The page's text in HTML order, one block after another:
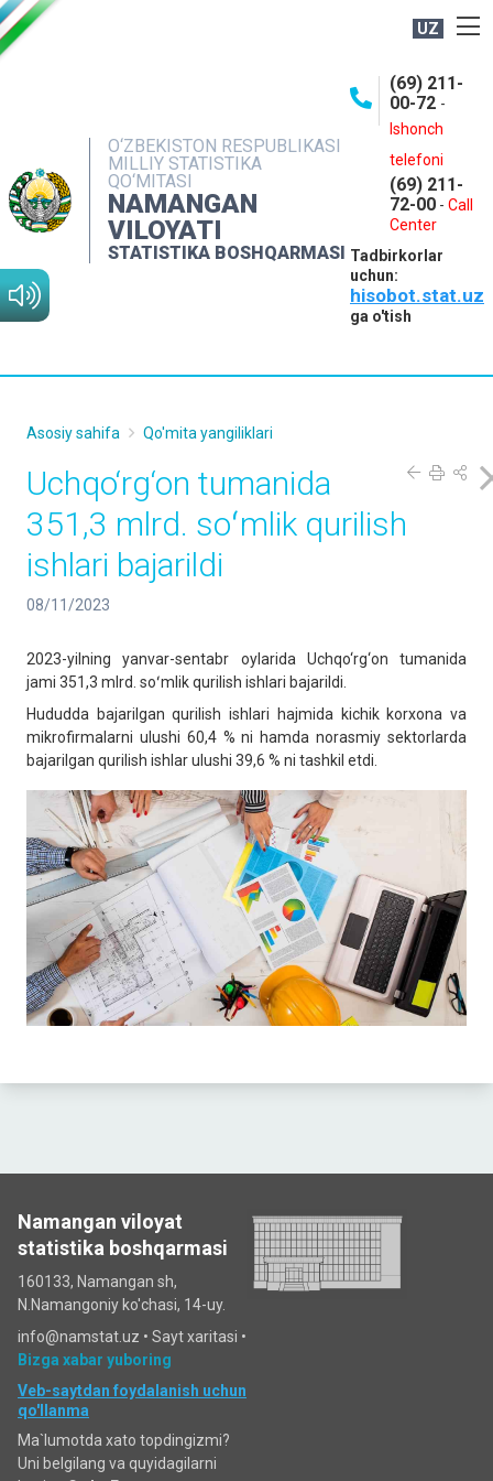
UZ
O‘ZBEKISTON RESPUBLIKASI
MILLIY STATISTIKA
QO‘MITASI
NAMANGAN
VILOYATI
STATISTIKA BOSHQARMASI
(69) 211-
00-72 -
Ishonch
telefoni
(69) 211-
72-00 - Call
Center
Tadbirkorlar
uchun:
hisobot.stat.uz
ga o'tish
NASHRLAR
INTERAKTIV XIZMATLAR
MATBUOT XIZMATI
MUROJAATLAR
Asosiy sahifa Qo'mita yangiliklari
Uchqo‘rg‘on tumanida
351,3 mlrd. soʻmlik qurilish
ishlari bajarildi
08/11/2023
2023-yilning yanvar-sentabr oylarida Uchqo‘rg‘on tumanida
jami 351,3 mlrd. soʻmlik qurilish ishlari bajarildi.
Hududda bajarilgan qurilish ishlari hajmida kichik korxona va
mikrofirmalarni ulushi 60,4 % ni hamda norasmiy sektorlarda
bajarilgan qurilish ishlar ulushi 39,6 % ni tashkil etdi.
Namangan viloyat
statistika boshqarmasi
160133, Namangan sh,
N.Namangoniy ko'chasi, 14-uy.
info@namstat.uz • Sayt xaritasi •
Bizga xabar yuboring
Veb-saytdan foydalanish uchun
qo'llanma
Ma`lumotda xato topdingizmi?
Uni belgilang va quyidagilarni